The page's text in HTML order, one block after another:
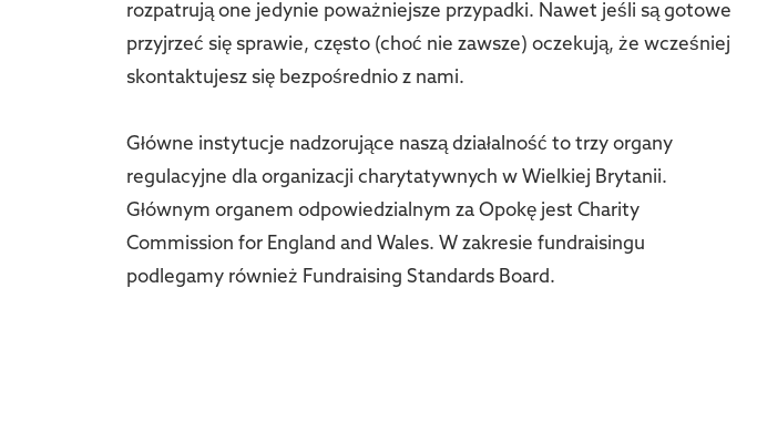
rozpatrują one jedynie poważniejsze przypadki. Nawet jeśli są gotowe
przyjrzeć się sprawie, często (choć nie zawsze) oczekują, że wcześniej
skontaktujesz się bezpośrednio z nami.
Główne instytucje nadzorujące naszą działalność to trzy organy
regulacyjne dla organizacji charytatywnych w Wielkiej Brytanii.
Głównym organem odpowiedzialnym za Opokę jest Charity
Commission for England and Wales. W zakresie fundraisingu
podlegamy również Fundraising Standards Board.